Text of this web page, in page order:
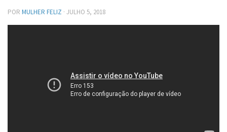
POR MULHER FELIZ · JULHO 5, 2018